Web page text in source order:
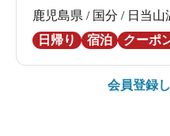
鹿児島県 / 国分 / 日当山
日帰り
宿泊 クーポ
会員登録